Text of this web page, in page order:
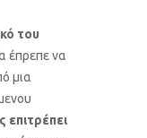
του
έπρεπε να
μια
επιτρέπει